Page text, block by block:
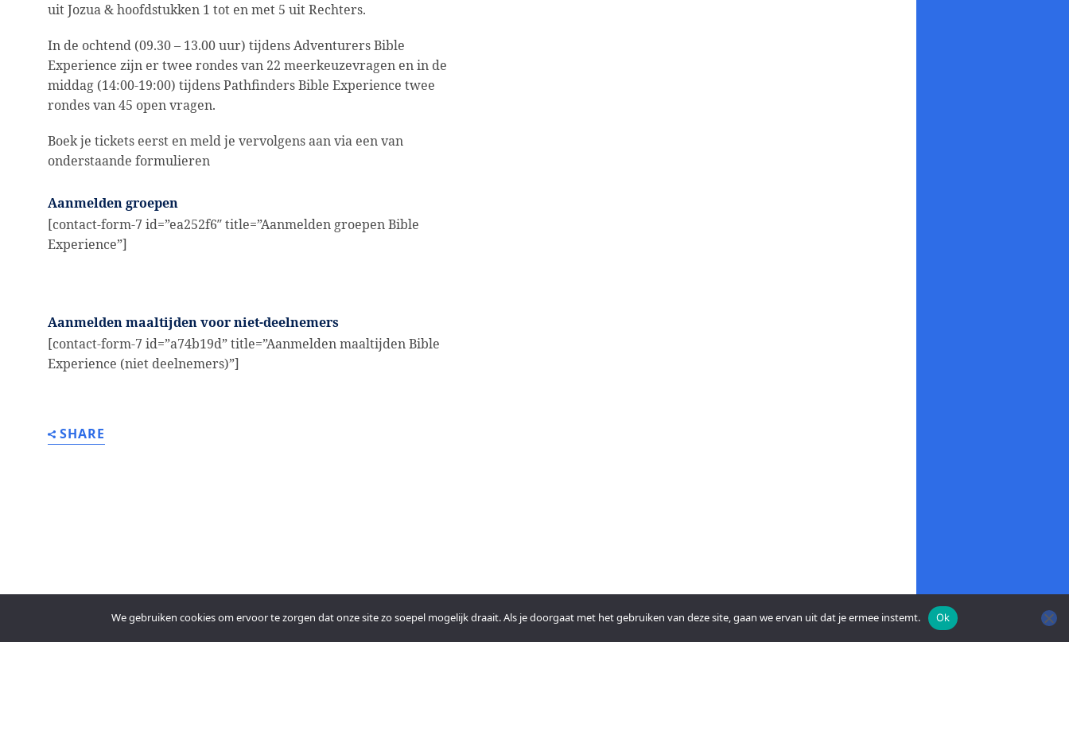
uit Jozua & hoofdstukken 1 tot en met 5 uit Rechters.
In de ochtend (09.30 – 13.00 uur) tijdens Adventurers Bible
Experience zijn er twee rondes van 22 meerkeuzevragen en in de
middag (14:00-19:00) tijdens Pathfinders Bible Experience twee
rondes van 45 open vragen.
Boek je tickets eerst en meld je vervolgens aan via een van
onderstaande formulieren
Aanmelden groepen
[contact-form-7 id=”ea252f6″ title=”Aanmelden groepen Bible
Experience”]
Aanmelden maaltijden voor niet-deelnemers
[contact-form-7 id=”a74b19d” title=”Aanmelden maaltijden Bible
Experience (niet deelnemers)”]
SHARE
We gebruiken cookies om ervoor te zorgen dat onze site zo soepel mogelijk draait. Als je doorgaat met het gebruiken van deze site, gaan we ervan uit dat je ermee instemt. Ok